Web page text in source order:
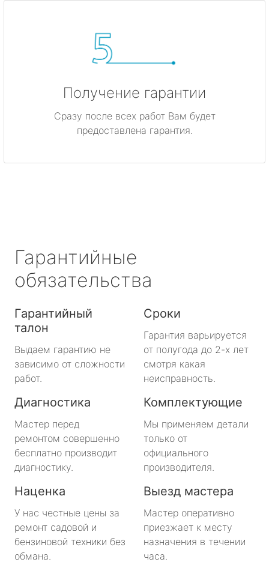
Получение гарантии
Сразу после всех работ Вам будет
предоставлена гарантия.
Гарантийные
обязательства
Гарантийный
талон
Выдаем гарантию не
зависимо от сложности
работ.
Сроки
Гарантия варьируется
от полугода до 2-х лет
смотря какая
неисправность.
Диагностика
Мастер перед
ремонтом совершенно
бесплатно производит
диагностику.
Комплектующие
Мы применяем детали
только от
официального
производителя.
Наценка
У нас честные цены за
ремонт садовой и
бензиновой техники без
обмана.
Выезд мастера
Мастер оперативно
приезжает к месту
назначения в течении
часа.